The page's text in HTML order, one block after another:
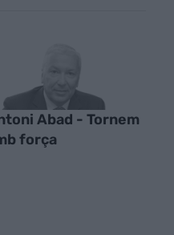
Abad - Tornem
força